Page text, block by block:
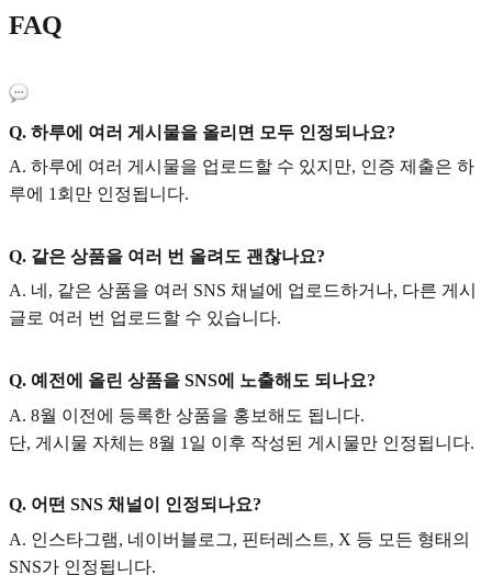
FAQ
Q. 하루에 여러 게시물을 올리면 모두 인정되나요?
A. 하루에 여러 게시물을 업로드할 수 있지만, 인증 제출은 하
루에 1회만 인정됩니다.
Q. 같은 상품을 여러 번 올려도 괜찮나요?
A. 네, 같은 상품을 여러 SNS 채널에 업로드하거나, 다른 게시
글로 여러 번 업로드할 수 있습니다.
Q. 예전에 올린 상품을 SNS에 노출해도 되나요?
A. 8월 이전에 등록한 상품을 홍보해도 됩니다.
단, 게시물 자체는 8월 1일 이후 작성된 게시물만 인정됩니다.
Q. 어떤 SNS 채널이 인정되나요?
A. 인스타그램, 네이버블로그, 핀터레스트, X 등 모든 형태의
SNS가 인정됩니다.